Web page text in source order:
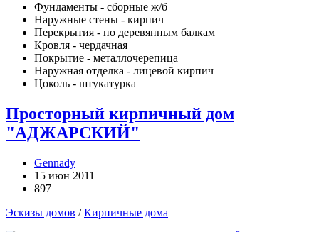
Фундаменты - сборные ж/б
Наружные стены - кирпич
Перекрытия - по деревянным балкам
Кровля - чердачная
Покрытие - металлочерепица
Наружная отделка - лицевой кирпич
Цоколь - штукатурка
Просторный кирпичный дом
"АДЖАРСКИЙ"
Gennady
15 июн 2011
897
Эскизы домов /Кирпичные дома